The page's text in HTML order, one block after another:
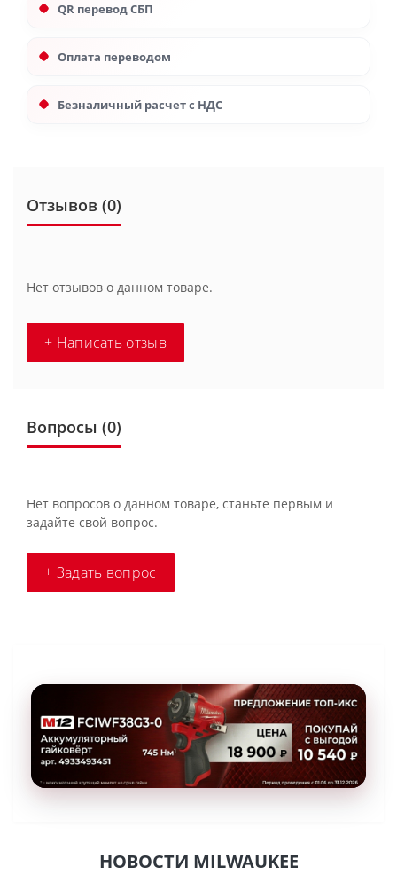
QR перевод СБП
Оплата переводом
Безналичный расчет с НДС
Отзывов (0)
Нет отзывов о данном товаре.
+ Написать отзыв
Вопросы (0)
Нет вопросов о данном товаре, станьте первым и
задайте свой вопрос.
+ Задать вопрос
НОВОСТИ MILWAUKEE